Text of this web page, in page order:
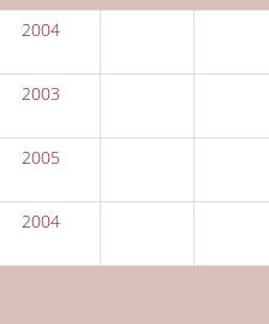
2004
2003
2005
2004